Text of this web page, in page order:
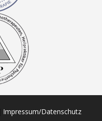
Impressum/Datenschutz